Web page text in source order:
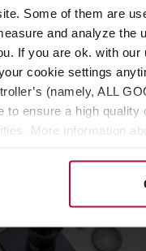
Some of them are
and analyze the
If you are ok. with
cookie settings
(namely, ALL
to ensure a high
More information
85,99